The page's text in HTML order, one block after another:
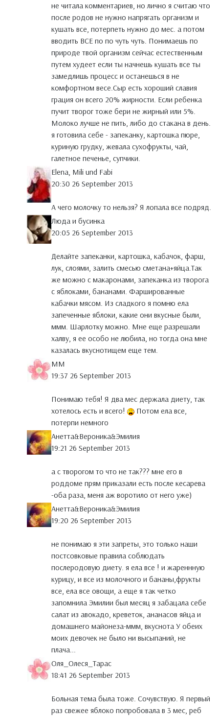
не читала комментариев, но лично я считаю что
после родов не нужно напрягать организм и
кушать все, потерпеть нужно до мес. а потом
вводить ВСЕ по по чуть чуть. Понимаешь по
природе твой организм сейчас естественным
путем худеет если ты начнешь кушать все ты
замедлишь процесс и останешься в не
комфортном весе.Сыр есть хороший славия
грация он всего 20% жирности. Если ребенка
пучит творог тоже бери не жирный или 5%.
Молоко лучше не пить, либо до стакана в день.
я готовила себе - запеканку, картошка пюре,
куриную грудку, жевала сухофрукты, чай,
галетное печенье, супчики.
Elena, Mili und Fabi
20:30 26 September 2013
А чего молочку то нельзя? Я лопала все подряд.
Люда и бусинка
20:05 26 September 2013
Делайте запеканки, картошка, кабачок, фарш,
лук, слоями, залить смесью сметана+яйца.Так
же можно с макаронами, запеканка из творога
с яблоками, бананами. Фаршированные
кабачки мясом. Из сладкого я помню ела
запеченные яблоки, какие они вкусные были,
ммм. Шарлотку можно. Мне еще разрешали
халву, я ее особо не любила, но тогда она мне
казалась вкуснотищем еще тем.
MM
19:37 26 September 2013
Понимаю тебя! Я два мес держала диету, так
хотелось есть и всего!
Потом ела все,
потерпи немного
Анетта&Вероника&Эмилия
19:21 26 September 2013
а с творогом то что не так??? мне его в
роддоме прям приказали есть после кесарева
-оба раза, меня аж воротило от него уже)
Анетта&Вероника&Эмилия
19:20 26 September 2013
не понимаю я эти запреты, это только наши
постсовковые правила соблюдать
послеродовую диету. я ела все ! и жареннную
курицу, и все из молочного и бананы,фрукты
все, ела все овощи, а еще я так четко
запомнила Эмилии был месяц я забацала себе
салат из авокадо, креветок, ананасов яйца и
домашнего майонеза-ммм, вкуснота У обеих
моих девочек не было ни высыпаний, не
плача...
Оля_Олеся_Тарас
18:41 26 September 2013
Больная тема была тоже. Сочувствую. Я первый
раз свежее яблоко попробовала в 3 мес, реб